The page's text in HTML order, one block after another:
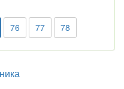
76 77 78